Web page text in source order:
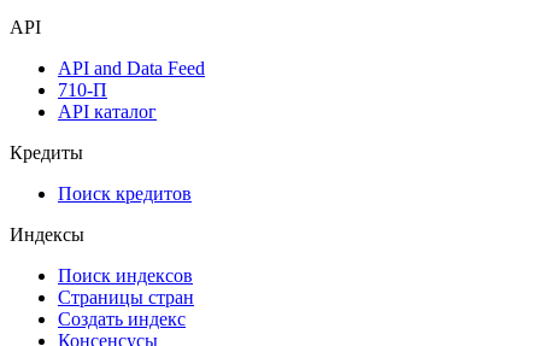
Мобильное приложение Cbonds
API
API and Data Feed
API каталог
Кредиты
Поиск кредитов
Индексы